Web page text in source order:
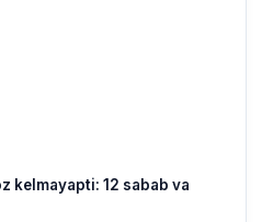
kelmayapti: 12 sabab va